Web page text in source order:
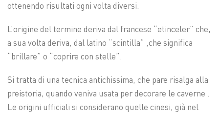
ottenendo risultati ogni volta diversi.
L’origine del termine deriva dal francese “etinceler” che,
a sua volta deriva, dal latino “scintilla” ,che significa
“brillare” o “coprire con stelle”.
Si tratta di una tecnica antichissima, che pare risalga alla
preistoria, quando veniva usata per decorare le caverne .
Le origini ufficiali si considerano quelle cinesi, già nel